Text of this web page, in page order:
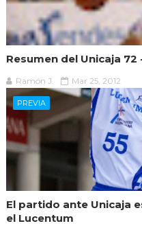
Resumen del Unicaja
Ramón J. Mar 25, 2012
PREVIA
El partido ante Unicaja
el Lucentum